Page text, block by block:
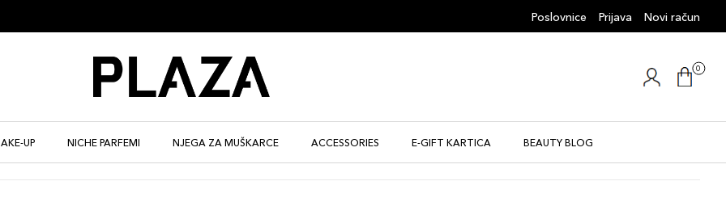
Poslovnice Prijava Novi račun
0
UP NICHE PARFEMI NJEGA ZA MUŠKARCE ACCESSORIES E-GIFT KARTICA BEAUTY BLOG